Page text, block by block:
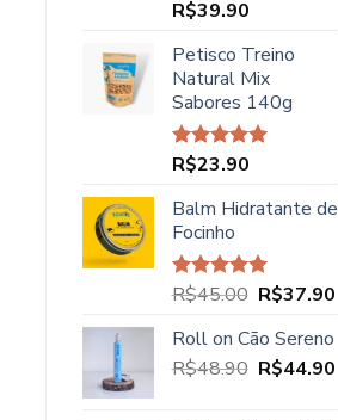
R$39.90Faixa
preço:
R$27.90
através
R$39.90
Petisco Treino
Natural Mix
Sabores 140g
Avaliação
R$23.90
Balm Hidratante de
Focinho
Avaliação
R$45.00 O
original
era:
R$37.90
Roll on Cão Sereno
R$48.90 O
R$44.90